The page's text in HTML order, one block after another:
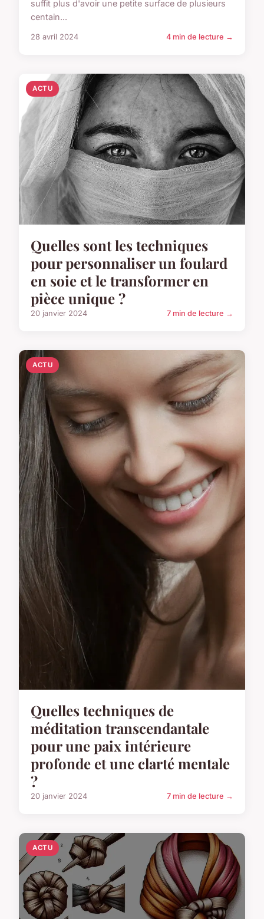
suffit plus d'avoir une petite surface de plusieurs
centain...
28 avril 2024 4 min de lecture →
ACTU
Quelles sont les techniques
pour personnaliser un foulard
en soie et le transformer en
pièce unique ?
20 janvier 2024 7 min de lecture →
ACTU
Quelles techniques de
méditation transcendantale
pour une paix intérieure
profonde et une clarté mentale
?
20 janvier 2024 7 min de lecture →
ACTU